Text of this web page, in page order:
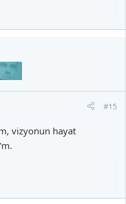
#15
vizyonun hayat